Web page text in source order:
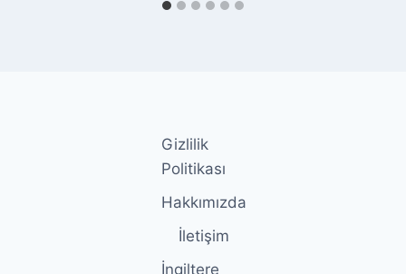
Gizlilik
Politikası
Hakkımızda
İletişim
İngiltere